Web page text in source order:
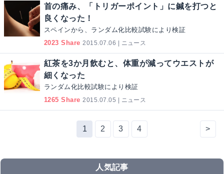
首の痛み、「トリガーポイント」に鍼を打つと
良くなった！
スペインから、ランダム化比較試験により検証
2023 Share 2015.07.06 | ニュース
紅茶を3か月飲むと、体重が減ってウエストが
細くなった
ランダム化比較試験により検証
1265 Share 2015.07.05 | ニュース
1 2 3 4 >
人気記事